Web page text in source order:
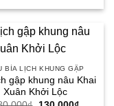
là:
tại
BÌA LỊCH KHUNG GẬP
gập khung nâu Khai
Xuân Khởi Lộc